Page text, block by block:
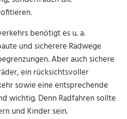
benötigt es u. a.
und sicherere Radwege
Aber auch sichere
ein rücksichtsvoller
sowie eine entsprechende
wichtig. Denn Radfahren sollte
und Kinder sein.